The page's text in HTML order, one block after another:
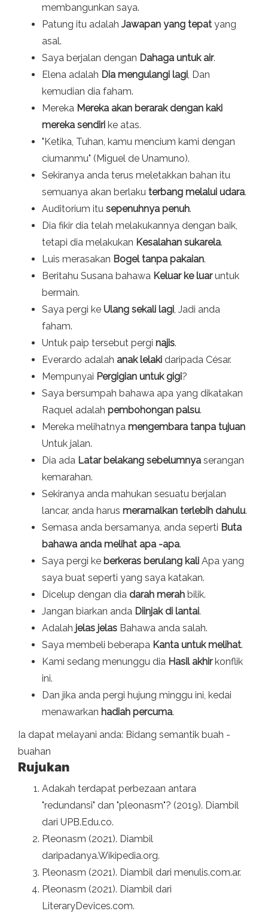
membangunkan saya.
Patung itu adalah Jawapan yang tepat yang
asal.
Saya berjalan dengan Dahaga untuk air.
Elena adalah Dia mengulangi lagi, Dan
kemudian dia faham.
Mereka Mereka akan berarak dengan kaki
mereka sendiri ke atas.
"Ketika, Tuhan, kamu mencium kami dengan
ciumanmu" (Miguel de Unamuno).
Sekiranya anda terus meletakkan bahan itu
semuanya akan berlaku terbang melalui udara.
Auditorium itu sepenuhnya penuh.
Dia fikir dia telah melakukannya dengan baik,
tetapi dia melakukan Kesalahan sukarela.
Luis merasakan Bogel tanpa pakaian.
Beritahu Susana bahawa Keluar ke luaruntuk
bermain.
Saya pergi ke Ulang sekali lagi, Jadi anda
faham.
Untuk paip tersebut pergi najis.
Everardo adalah anak lelaki daripada César.
Mempunyai Pergigian untuk gigi?
Saya bersumpah bahawa apa yang dikatakan
Raquel adalah pembohongan palsu.
Mereka melihatnya mengembara tanpa tujuan
Untuk jalan.
Dia ada Latar belakang sebelumnya serangan
kemarahan.
Sekiranya anda mahukan sesuatu berjalan
lancar, anda harus meramalkan terlebih dahulu.
Semasa anda bersamanya, anda seperti Buta
bahawa anda melihat apa -apa.
Saya pergi ke berkeras berulang kali Apa yang
saya buat seperti yang saya katakan.
Dicelup dengan dia darah merah bilik.
Jangan biarkan anda Diinjak di lantai.
Adalah jelas jelas Bahawa anda salah.
Saya membeli beberapa Kanta untuk melihat.
Kami sedang menunggu dia Hasil akhirkonflik
ini.
Dan jika anda pergi hujung minggu ini, kedai
menawarkan hadiah percuma.
Ia dapat melayani anda: Bidang semantik buah -
buahan
Rujukan
Adakah terdapat perbezaan antara
"redundansi" dan "pleonasm"? (2019). Diambil
dari UPB.Edu.co.
Pleonasm (2021). Diambil
daripadanya.Wikipedia.org.
Pleonasm (2021). Diambil dari menulis.com.ar.
Pleonasm (2021). Diambil dari
LiteraryDevices.com.